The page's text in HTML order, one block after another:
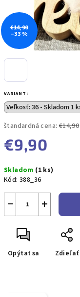
VARIANT:
štandardná cena: €14,90
€9,90
cena:
Skladom (1 ks)
Kód: 388_36
+
−
Opýtať sa Zdieľať
€14,90
–33 %